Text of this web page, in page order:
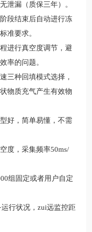
泄漏（质保三年）。
段结束后自动进行冻
准要求。
进行真空度调节，避
率的问题。
三种回填模式选择，
物质充气产生有效物
好，简单易懂，不需
度，采集频率50ms/
组固定或者用户自定
行状况，zui远监控距